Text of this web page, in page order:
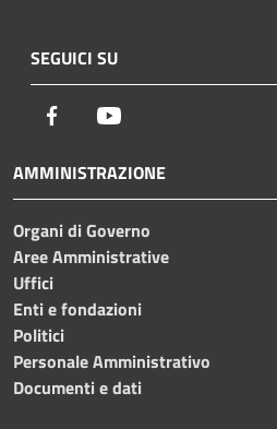
SEGUICI SU
Facebook
AMMINISTRAZIONE
Organi di Governo
Aree Amministrative
Uffici
Enti e fondazioni
Politici
Personale Amministrativo
Documenti e dati